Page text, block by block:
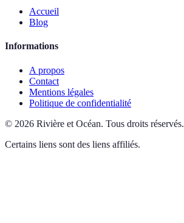
Accueil
Blog
Informations
A propos
Contact
Mentions légales
Politique de confidentialité
© 2026 Rivière et Océan. Tous droits réservés.
Certains liens sont des liens affiliés.